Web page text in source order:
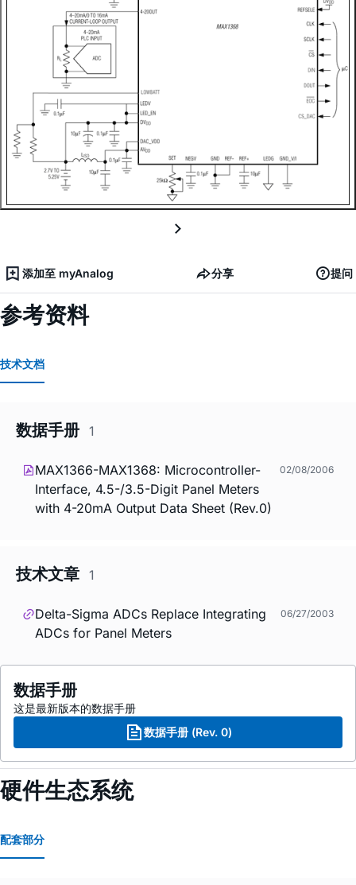
添加至 myAnalog 分享 提问
参考资料
技术文档
数据手册 1
MAX1366-MAX1368: Microcontroller-
Interface, 4.5-/3.5-Digit Panel Meters
with 4-20mA Output Data Sheet (Rev.0)
02/08/2006
技术文章 1
Delta-Sigma ADCs Replace Integrating
ADCs for Panel Meters
06/27/2003
数据手册
这是最新版本的数据手册
数据手册 (Rev. 0)
硬件生态系统
配套部分